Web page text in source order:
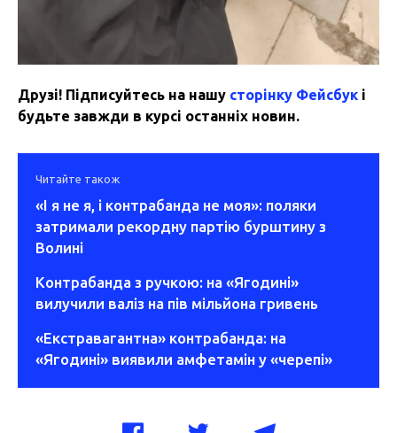
Друзі! Підписуйтесь на нашу сторінку Фейсбук і
будьте завжди в курсі останніх новин.
Читайте також
«І я не я, і контрабанда не моя»: поляки
затримали рекордну партію бурштину з
Волині
Контрабанда з ручкою: на «Ягодині»
вилучили валіз на пів мільйона гривень
«Екстравагантна» контрабанда: на
«Ягодині» виявили амфетамін у «черепі»